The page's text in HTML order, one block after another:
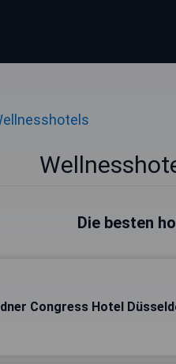
Die besten
Congress Hotel